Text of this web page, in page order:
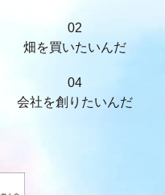
02
畑を買いたいんだ
04
会社を創りたいんだ